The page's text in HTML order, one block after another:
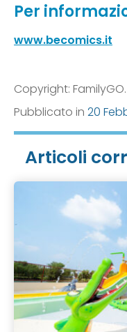
Per
www.becomics.it
Copyright:
Pubblicato in 20
Articoli